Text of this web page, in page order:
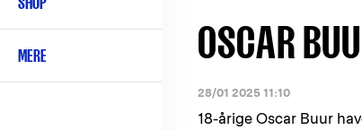
MERE OSCAR
28/01 2025 11:10
18-årige Oscar Buur